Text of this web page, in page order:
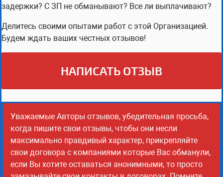
задержки? С ЗП не обманывают? Все ли выплачивают?
Делитесь своими опытами работ с этой Организацией.
Будем ждать ваших честных отзывов!
НАПИСАТЬ ОТЗЫВ
Уважаемые Авторы отзывов, убедительная просьба,
когда пишите свои отзывы, чтобы они несли
максимально правдивый характер, прикрепляйте
свои договора с компаниями которые Вас обманули,
если Вы хотите оставаться анонимными, то просто